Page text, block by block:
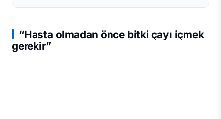
“Hasta olmadan önce bitki çayı içmek
gerekir”